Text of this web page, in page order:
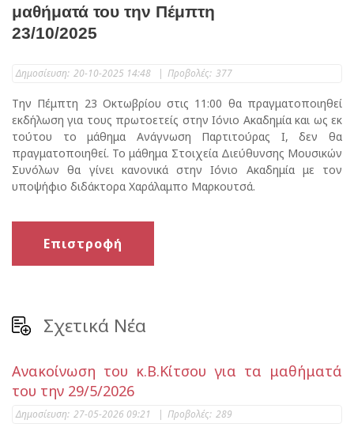
μαθήματά του την Πέμπτη
23/10/2025
Δημοσίευση: 20-10-2025 14:48 | Προβολές: 377
Την Πέμπτη 23 Οκτωβρίου στις 11:00 θα πραγματοποιηθεί
εκδήλωση για τους πρωτοετείς στην Ιόνιο Ακαδημία και ως εκ
τούτου το μάθημα Ανάγνωση Παρτιτούρας Ι, δεν θα
πραγματοποιηθεί. Το μάθημα Στοιχεία Διεύθυνσης Μουσικών
Συνόλων θα γίνει κανονικά στην Ιόνιο Ακαδημία με τον
υποψήφιο διδάκτορα Χαράλαμπο Μαρκουτσά.
Επιστροφή
Σχετικά Νέα
Ανακοίνωση του κ.Β.Κίτσου για τα μαθήματά
του την 29/5/2026
Δημοσίευση: 27-05-2026 09:21 | Προβολές: 289